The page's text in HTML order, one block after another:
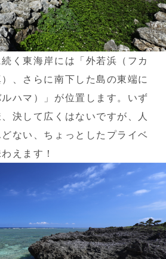
く東海岸には「外若浜（フカ
、さらに南下した島の東端に
ハマ）」が位置します。いず
決して広くはないですが、人
ない、ちょっとしたプライベ
えます！